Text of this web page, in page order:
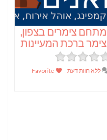
מתחם צימרים בצפון,
צימר ברכת המעיינות
ללא חוות דעת